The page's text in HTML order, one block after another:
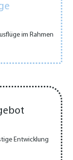
im Rahmen
Entwicklung